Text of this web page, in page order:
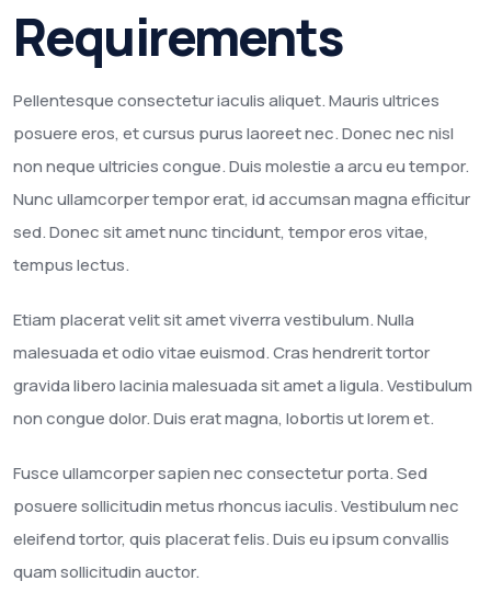
Requirements
Pellentesque consectetur iaculis aliquet. Mauris ultrices
posuere eros, et cursus purus laoreet nec. Donec nec nisl
non neque ultricies congue. Duis molestie a arcu eu tempor.
Nunc ullamcorper tempor erat, id accumsan magna efficitur
sed. Donec sit amet nunc tincidunt, tempor eros vitae,
tempus lectus.
Etiam placerat velit sit amet viverra vestibulum. Nulla
malesuada et odio vitae euismod. Cras hendrerit tortor
gravida libero lacinia malesuada sit amet a ligula. Vestibulum
non congue dolor. Duis erat magna, lobortis ut lorem et.
Fusce ullamcorper sapien nec consectetur porta. Sed
posuere sollicitudin metus rhoncus iaculis. Vestibulum nec
eleifend tortor, quis placerat felis. Duis eu ipsum convallis
quam sollicitudin auctor.